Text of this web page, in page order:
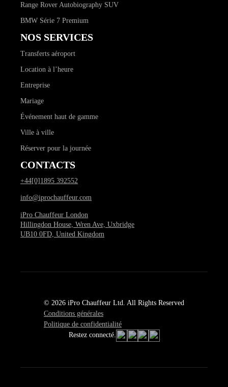
Range Rover Autobiography SUV
BMW Série 7 Premium
NOS SERVICES
Transferts aéroport
Location à l’heure
Entreprise
Mariage
Événement haut de gamme
Ville à ville
Réserver pour la journée
CONTACTS
+44[0]1895 392552
info@iprochauffeur.com
iPro Chauffeur London
Hillingdon House, Wren Ave, Uxbridge
UB10 0FD, United Kingdom
© 2026 iPro Chauffeur Ltd. All Rights Reserved
Conditions générales
Politique de confidentialité
Restez connecté.